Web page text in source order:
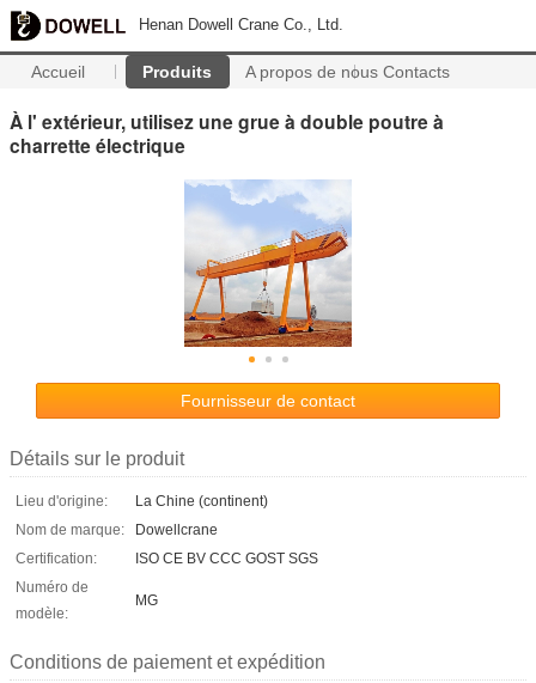
Henan Dowell Crane Co., Ltd.
Accueil Produits A propos de nous Contacts
À l' extérieur, utilisez une grue à double poutre à
charrette électrique
Fournisseur de contact
Détails sur le produit
Lieu d'origine:
La Chine (continent)
Nom de marque:
Dowellcrane
Certification:
ISO CE BV CCC GOST SGS
Numéro de
modèle:
MG
Conditions de paiement et expédition